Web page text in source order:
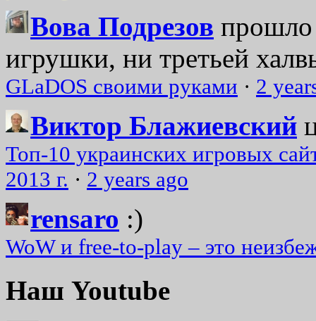
Вова Подрезов прошло
игрушки, ни третьей
GLaDOS своими руками · 2
Виктор Блажиевский
Топ-10 украинских игровых
2013 г. · 2 years ago
rensaro :)
WoW и free-to-play – это
Наш Youtube